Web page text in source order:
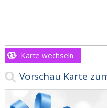
Karte wechseln
Vorschau Karte